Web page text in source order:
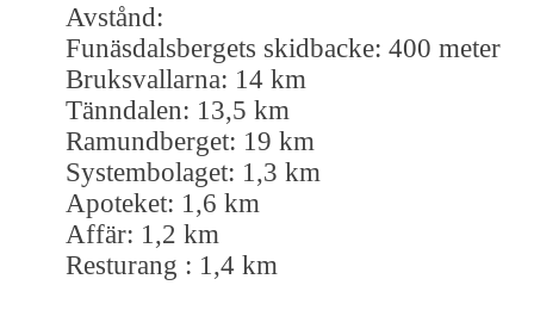
Avstånd:
Funäsdalsbergets skidbacke: 400 meter
Bruksvallarna: 14 km
Tänndalen: 13,5 km
Ramundberget: 19 km
Systembolaget: 1,3 km
Apoteket: 1,6 km
Affär: 1,2 km
Resturang : 1,4 km